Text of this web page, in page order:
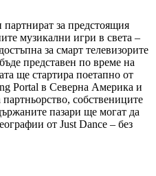
за предстоящия
музикални игри в света –
за смарт телевизорите
представен по време на
ще стартира поетапно от
Portal в Северна Америка и
собствениците
пазари ще могат да
от Just Dance – без